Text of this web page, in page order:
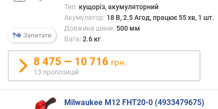
н
н
Запитати
Тип: кущоріз, акумуляторний
Акумулятор: 18 В, 2.5 Агод, працює 55 хв, 1 шт.
Довжина шини: 500 мм
Вага: 2.6 кг
8 475 — 10 716 грн.
13 пропозицій
Milwaukee M12 FHT20-0 (4933479675)